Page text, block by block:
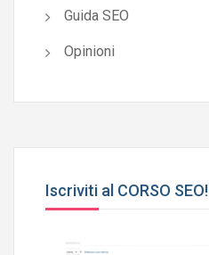
Guida SEO
Opinioni
Iscriviti al CORSO SEO!